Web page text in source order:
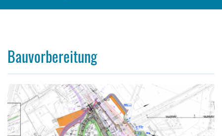
Bauvorbereitung